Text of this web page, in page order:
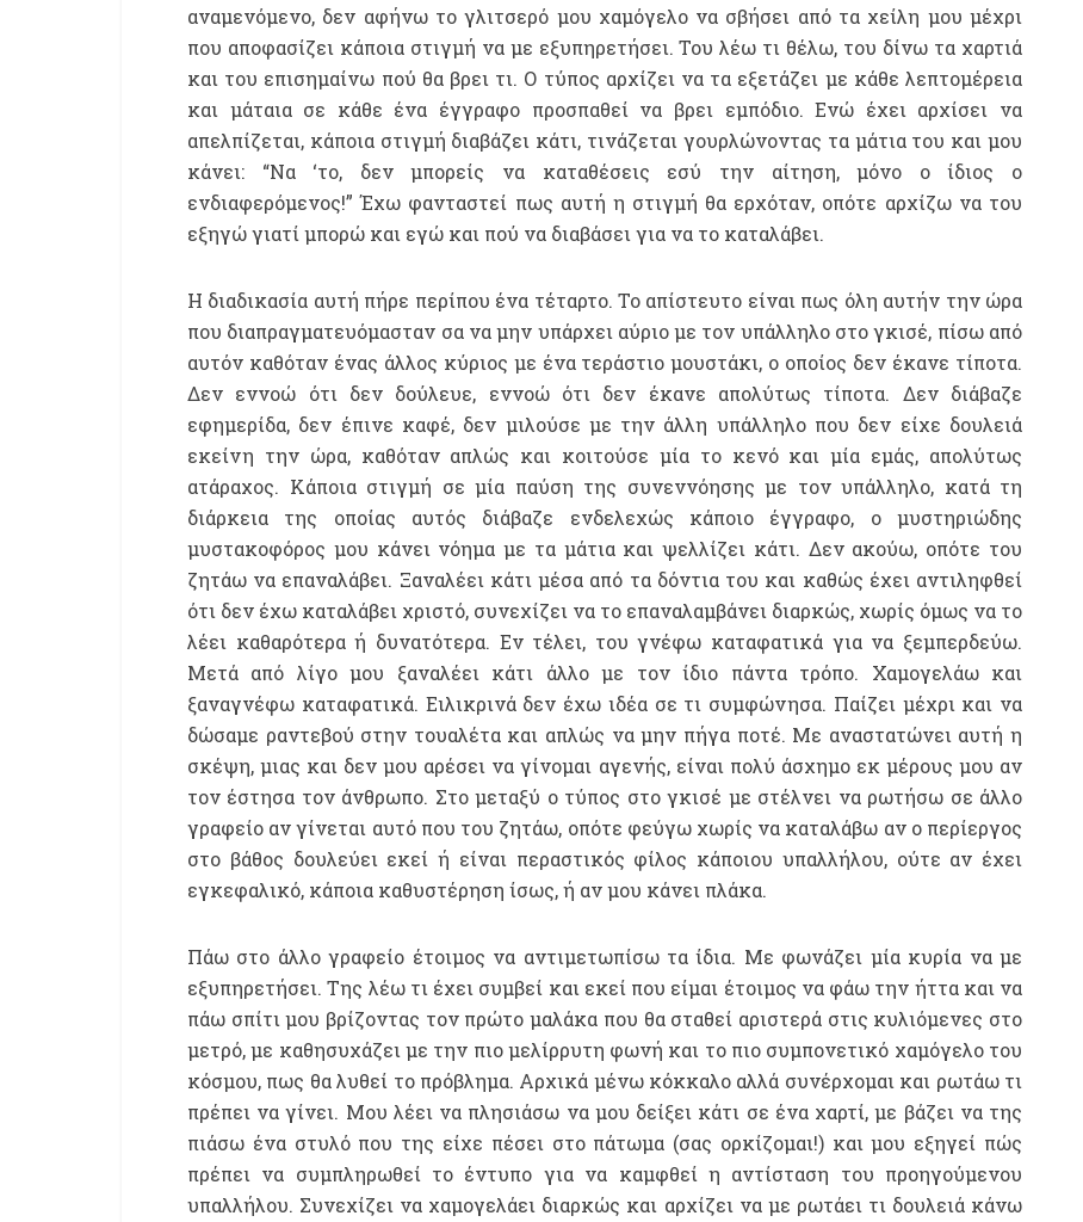
αναμενόμενο, δεν αφήνω το γλιτσερό μου χαμόγελο να σβήσει από τα χείλη μου μέχρι
που αποφασίζει κάποια στιγμή να με εξυπηρετήσει. Του λέω τι θέλω, του δίνω τα χαρτιά
και του επισημαίνω πού θα βρει τι. Ο τύπος αρχίζει να τα εξετάζει με κάθε λεπτομέρεια
και μάταια σε κάθε ένα έγγραφο προσπαθεί να βρει εμπόδιο. Ενώ έχει αρχίσει να
απελπίζεται, κάποια στιγμή διαβάζει κάτι, τινάζεται γουρλώνοντας τα μάτια του και μου
κάνει: “Να ‘το, δεν μπορείς να καταθέσεις εσύ την αίτηση, μόνο ο ίδιος ο
ενδιαφερόμενος!” Έχω φανταστεί πως αυτή η στιγμή θα ερχόταν, οπότε αρχίζω να του
εξηγώ γιατί μπορώ και εγώ και πού να διαβάσει για να το καταλάβει.
Η διαδικασία αυτή πήρε περίπου ένα τέταρτο. Το απίστευτο είναι πως όλη αυτήν την ώρα
που διαπραγματευόμασταν σα να μην υπάρχει αύριο με τον υπάλληλο στο γκισέ, πίσω από
αυτόν καθόταν ένας άλλος κύριος με ένα τεράστιο μουστάκι, ο οποίος δεν έκανε τίποτα.
Δεν εννοώ ότι δεν δούλευε, εννοώ ότι δεν έκανε απολύτως τίποτα. Δεν διάβαζε
εφημερίδα, δεν έπινε καφέ, δεν μιλούσε με την άλλη υπάλληλο που δεν είχε δουλειά
εκείνη την ώρα, καθόταν απλώς και κοιτούσε μία το κενό και μία εμάς, απολύτως
ατάραχος. Κάποια στιγμή σε μία παύση της συνεννόησης με τον υπάλληλο, κατά τη
διάρκεια της οποίας αυτός διάβαζε ενδελεχώς κάποιο έγγραφο, ο μυστηριώδης
μυστακοφόρος μου κάνει νόημα με τα μάτια και ψελλίζει κάτι. Δεν ακούω, οπότε του
ζητάω να επαναλάβει. Ξαναλέει κάτι μέσα από τα δόντια του και καθώς έχει αντιληφθεί
ότι δεν έχω καταλάβει χριστό, συνεχίζει να το επαναλαμβάνει διαρκώς, χωρίς όμως να το
λέει καθαρότερα ή δυνατότερα. Εν τέλει, του γνέφω καταφατικά για να ξεμπερδεύω.
Μετά από λίγο μου ξαναλέει κάτι άλλο με τον ίδιο πάντα τρόπο. Χαμογελάω και
ξαναγνέφω καταφατικά. Ειλικρινά δεν έχω ιδέα σε τι συμφώνησα. Παίζει μέχρι και να
δώσαμε ραντεβού στην τουαλέτα και απλώς να μην πήγα ποτέ. Με αναστατώνει αυτή η
σκέψη, μιας και δεν μου αρέσει να γίνομαι αγενής, είναι πολύ άσχημο εκ μέρους μου αν
τον έστησα τον άνθρωπο. Στο μεταξύ ο τύπος στο γκισέ με στέλνει να ρωτήσω σε άλλο
γραφείο αν γίνεται αυτό που του ζητάω, οπότε φεύγω χωρίς να καταλάβω αν ο περίεργος
στο βάθος δουλεύει εκεί ή είναι περαστικός φίλος κάποιου υπαλλήλου, ούτε αν έχει
εγκεφαλικό, κάποια καθυστέρηση ίσως, ή αν μου κάνει πλάκα.
Πάω στο άλλο γραφείο έτοιμος να αντιμετωπίσω τα ίδια. Με φωνάζει μία κυρία να με
εξυπηρετήσει. Της λέω τι έχει συμβεί και εκεί που είμαι έτοιμος να φάω την ήττα και να
πάω σπίτι μου βρίζοντας τον πρώτο μαλάκα που θα σταθεί αριστερά στις κυλιόμενες στο
μετρό, με καθησυχάζει με την πιο μελίρρυτη φωνή και το πιο συμπονετικό χαμόγελο του
κόσμου, πως θα λυθεί το πρόβλημα. Αρχικά μένω κόκκαλο αλλά συνέρχομαι και ρωτάω τι
πρέπει να γίνει. Μου λέει να πλησιάσω να μου δείξει κάτι σε ένα χαρτί, με βάζει να της
πιάσω ένα στυλό που της είχε πέσει στο πάτωμα (σας ορκίζομαι!) και μου εξηγεί πώς
πρέπει να συμπληρωθεί το έντυπο για να καμφθεί η αντίσταση του προηγούμενου
υπαλλήλου. Συνεχίζει να χαμογελάει διαρκώς και αρχίζει να με ρωτάει τι δουλειά κάνω